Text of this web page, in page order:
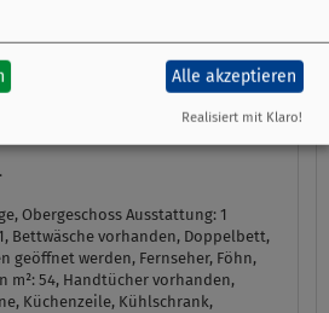
Radwanderwege
Uhr. Abreise von 8 Uhr bis 11Uhr.
RECHTZEITIGE MITTEILUNG IHRER
immer vor Ort sind.
Obergeschoss Ausstattung: 1
Bettwäsche vorhanden, Doppelbett,
geöffnet werden, Fernseher, Föhn,
m²: 54, Handtücher vorhanden,
Küchenzeile, Kühlschrank,
Alle akzeptieren
Realisiert mit Klaro!